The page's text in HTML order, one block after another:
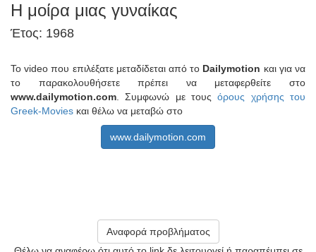
Η μοίρα μιας γυναίκας
Έτος: 1968
Το video που επιλέξατε μεταδίδεται από το Dailymotion και για να
το παρακολουθήσετε πρέπει να μεταφερθείτε στο
www.dailymotion.com . Συμφωνώ με τουςόρους χρήσης του
Greek-Movies και θέλω να μεταβώ στο
www.dailymotion.com
Αναφορά προβλήματος